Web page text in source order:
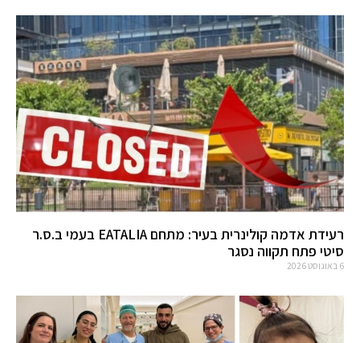
רעידת אדמה קולינרית בעיר: מתחם EATALIA בעמי ב.ס.ר
סיטי פתח תקווה נסגר
6 באוגוסט 2026